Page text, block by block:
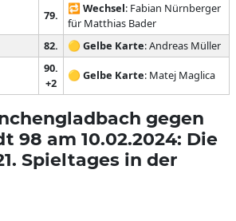
79. 🔁 Wechsel: Fabian Nürnberger
für Matthias Bader
82.
🟡 Gelbe Karte: Andreas Müller
90.
+2
🟡 Gelbe Karte: Matej Maglica
gegen
98 am 10.02.2024: Die
Spieltages in der